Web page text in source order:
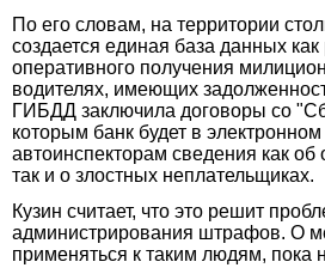
По его словам, на территории
создается единая база данных
оперативного получения
водителях, имеющих
ГИБДД заключила договоры со
которым банк будет в
автоинспекторам сведения как
так и о злостных неплательщиках.
Кузин считает, что это решит
администрирования штрафов. О
применяться к таким людям, пока